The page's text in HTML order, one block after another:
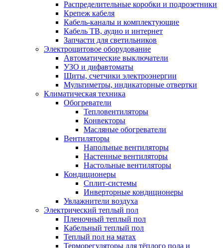
Распределительные коробки и подрозетники
Крепеж кабеля
Кабель-каналы и комплектующие
Кабель ТВ, аудио и интернет
Запчасти для светильников
Электрощитовое оборудование
Автоматические выключатели
УЗО и дифавтоматы
Щиты, счетчики электроэнергии
Мультиметры, индикаторные отвертки
Климатическая техника
Обогреватели
Тепловентиляторы
Конвекторы
Масляные обогреватели
Вентиляторы
Напольные вентиляторы
Настенные вентиляторы
Настольные вентиляторы
Кондиционеры
Сплит-системы
Инверторные кондиционеры
Увлажнители воздуха
Электрический теплый пол
Пленочный теплый пол
Кабельный теплый пол
Теплый пол на матах
Терморегуляторы для тёплого пола и